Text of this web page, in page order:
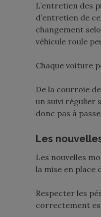
L’entretien des
d’entretien de
changement
véhicule roule
Chaque voiture
De la courroie
un suivi régulier
donc pas à
Les
Les nouvelles
la mise en place
Respecter les
correctement